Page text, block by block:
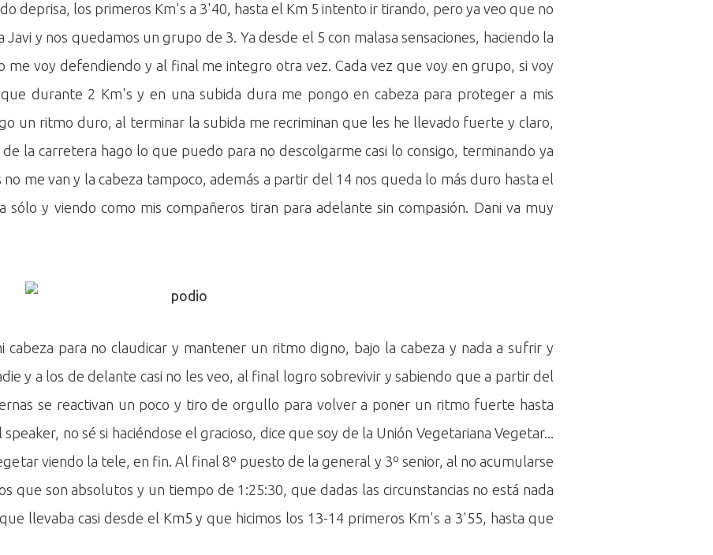
deprisa, los primeros Km's a 3'40, hasta el Km 5 intento ir tirando, pero ya veo que no
y nos quedamos un grupo de 3. Ya desde el 5 con malasa sensaciones, haciendo la
me voy defendiendo y al final me integro otra vez. Cada vez que voy en grupo, si voy
durante 2 Km's y en una subida dura me pongo en cabeza para proteger a mis
un ritmo duro, al terminar la subida me recriminan que les he llevado fuerte y claro,
la carretera hago lo que puedo para no descolgarme casi lo consigo, terminando ya
me van y la cabeza tampoco, además a partir del 14 nos queda lo más duro hasta el
sólo y viendo como mis compañeros tiran para adelante sin compasión. Dani va muy
cabeza para no claudicar y mantener un ritmo digno, bajo la cabeza y nada a sufrir y
y a los de delante casi no les veo, al final logro sobrevivir y sabiendo que a partir del
se reactivan un poco y tiro de orgullo para volver a poner un ritmo fuerte hasta
no sé si haciéndose el gracioso, dice que soy de la Unión Vegetariana Vegetar...
viendo la tele, en fin. Al final 8º puesto de la general y 3º senior, al no acumularse
que son absolutos y un tiempo de 1:25:30, que dadas las circunstancias no está nada
llevaba casi desde el Km5 y que hicimos los 13-14 primeros Km's a 3'55, hasta que